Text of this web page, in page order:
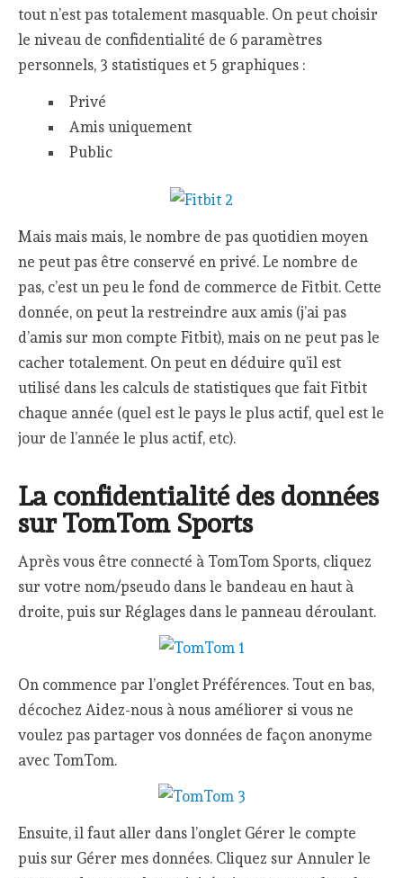
tout n’est pas totalement masquable. On peut choisir
le niveau de confidentialité de 6 paramètres
personnels, 3 statistiques et 5 graphiques :
Privé
Amis uniquement
Public
Mais mais mais, le nombre de pas quotidien moyen
ne peut pas être conservé en privé. Le nombre de
pas, c’est un peu le fond de commerce de Fitbit. Cette
donnée, on peut la restreindre aux amis (j’ai pas
d’amis sur mon compte Fitbit), mais on ne peut pas le
cacher totalement. On peut en déduire qu’il est
utilisé dans les calculs de statistiques que fait Fitbit
chaque année (quel est le pays le plus actif, quel est le
jour de l’année le plus actif, etc).
La confidentialité des données
sur TomTom Sports
Après vous être connecté à TomTom Sports, cliquez
sur votre nom/pseudo dans le bandeau en haut à
droite, puis sur Réglages dans le panneau déroulant.
On commence par l’onglet Préférences. Tout en bas,
décochez Aidez-nous à nous améliorer si vous ne
voulez pas partager vos données de façon anonyme
avec TomTom.
Ensuite, il faut aller dans l’onglet Gérer le compte
puis sur Gérer mes données. Cliquez sur Annuler le